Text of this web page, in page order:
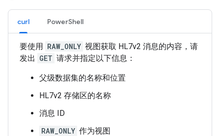
curl PowerShell
要使用 RAW_ONLY 视图获取 HL7v2 消息的内容，请
发出 GET 请求并指定以下信息：
父级数据集的名称和位置
HL7v2 存储区的名称
消息 ID
RAW_ONLY 作为视图